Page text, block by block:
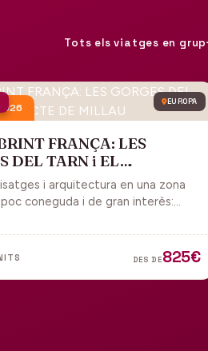
Tots els viatges en grup
EUROPA
FRANÇA: LES
DEL TARN i EL
DE MILLAU
i arquitectura en una zona
coneguda i de gran interès:
Viaducte de Millau.
DES DE825€